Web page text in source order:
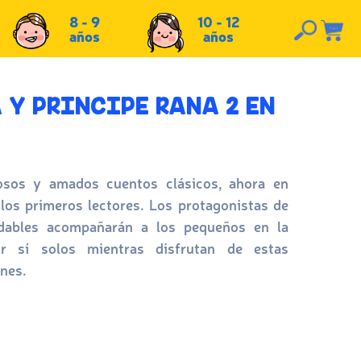
8 - 9
años
10 - 12
años
PRINCIPE RANA 2 EN
y amados cuentos clásicos, ahora en
primeros lectores. Los protagonistas de
acompañarán a los pequeños en la
sí solos mientras disfrutan de estas